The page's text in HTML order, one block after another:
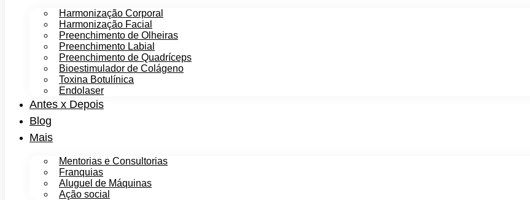
Harmonização Corporal
Harmonização Facial
Preenchimento de Olheiras
Preenchimento Labial
Preenchimento de Quadríceps
Bioestimulador de Colágeno
Toxina Botulínica
Endolaser
Antes x Depois
Blog
Mais
Mentorias e Consultorias
Franquias
Aluguel de Máquinas
Ação social